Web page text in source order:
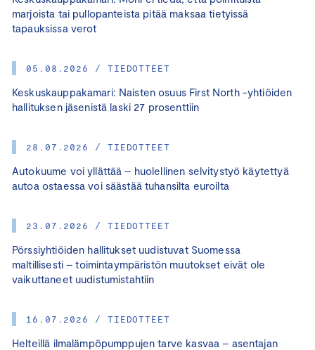
marjoista tai pullopanteista pitää maksaa tietyissä
tapauksissa verot
05.08.2026 / TIEDOTTEET
Keskuskauppakamari: Naisten osuus First North -yhtiöiden
hallituksen jäsenistä laski 27 prosenttiin
28.07.2026 / TIEDOTTEET
Autokuume voi yllättää – huolellinen selvitystyö käytettyä
autoa ostaessa voi säästää tuhansilta euroilta
23.07.2026 / TIEDOTTEET
Pörssiyhtiöiden hallitukset uudistuvat Suomessa
maltillisesti – toimintaympäristön muutokset eivät ole
vaikuttaneet uudistumistahtiin
16.07.2026 / TIEDOTTEET
Helteillä ilmalämpöpumppujen tarve kasvaa – asentajan